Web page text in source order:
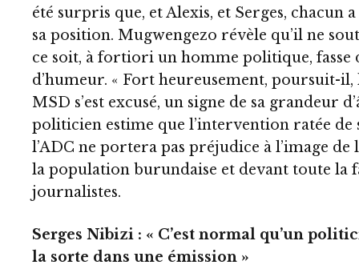
été surpris que, et Alexis, et Serges, chacun
sa position. Mugwengezo révèle qu’il ne
ce soit, à fortiori un homme politique, fasse
d’humeur. « Fort heureusement, poursuit-
MSD s’est excusé, un signe de sa grandeur
politicien estime que l’intervention ratée de
l’ADC ne portera pas préjudice à l’image
la population burundaise et devant toute la
journalistes.
Serges Nibizi : « C’est normal qu’un
la sorte dans une émission »